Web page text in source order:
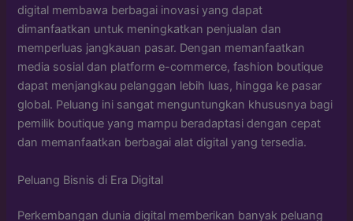
digital membawa berbagai inovasi yang dapat
dimanfaatkan untuk meningkatkan penjualan dan
memperluas jangkauan pasar. Dengan memanfaatkan
media sosial dan platform e-commerce, fashion boutique
dapat menjangkau pelanggan lebih luas, hingga ke pasar
global. Peluang ini sangat menguntungkan khususnya bagi
pemilik boutique yang mampu beradaptasi dengan cepat
dan memanfaatkan berbagai alat digital yang tersedia.
Peluang Bisnis di Era Digital
Perkembangan dunia digital memberikan banyak peluang